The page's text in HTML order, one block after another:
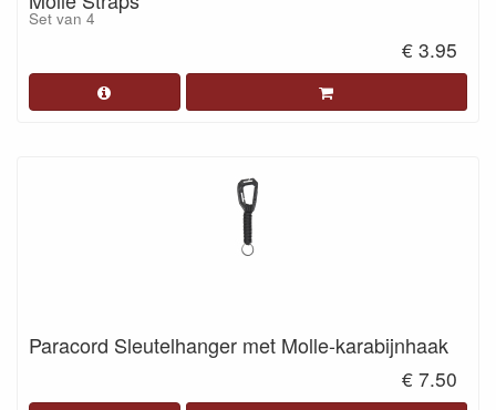
Set van 4
€ 3.95
Paracord Sleutelhanger met Molle-karabijnhaak
€ 7.50